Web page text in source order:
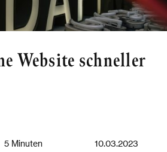
Website schneller
5 Minuten 10.03.2023